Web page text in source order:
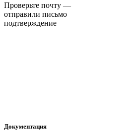
Проверьте почту —
отправили письмо
подтверждение
Документация